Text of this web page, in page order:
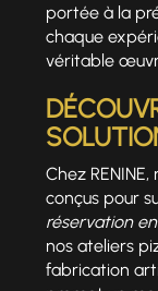
portée à la
chaque
véritable
Chez
conçus pour
réservation
nos ateliers
fabrication